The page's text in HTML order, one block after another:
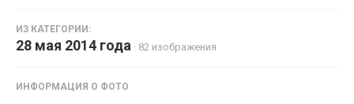
ИЗ КАТЕГОРИИ:
28 мая 2014 года · 82 изображения
ИНФОРМАЦИЯ О ФОТО